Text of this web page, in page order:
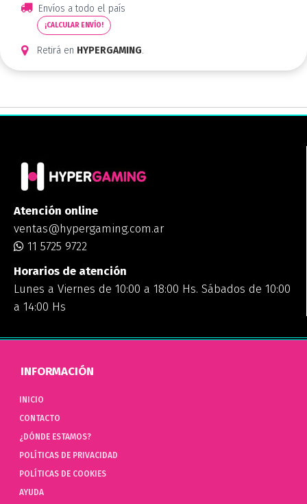
Envíos a todo el país
¡CALCULAR ENVÍO!
Retirá en HYPERGAMING.
Atención online
ventas@hypergaming.com.ar
11 5725 9722
Horarios de atención
Lunes a Viernes de 10:00 a 18:00 Hs. Sábados de 10:00
a 14:00 Hs
INFORMACIÓN
INICIO
CONTACTO
¿DÓNDE ESTAMOS?
POLÍTICAS DE PRIVACIDAD
POLÍTICAS DE COOKIES
AYUDA